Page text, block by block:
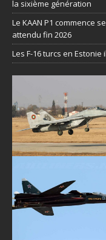
la sixième génération
Le KAAN P1 commence
attendu fin 2026
Les F-16 turcs en